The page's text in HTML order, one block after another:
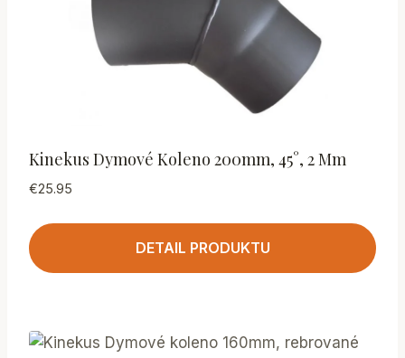
Kinekus Dymové Koleno 200mm, 45°, 2 Mm
€25.95
DETAIL PRODUKTU